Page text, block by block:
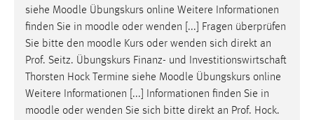
siehe Moodle Übungskurs online Weitere Informationen
finden Sie in moodle oder wenden [...] Fragen überprüfen
Sie bitte den moodle Kurs oder wenden sich direkt an
Prof. Seitz. Übungskurs Finanz- und Investitionswirtschaft
Thorsten Hock Termine siehe Moodle Übungskurs online
Weitere Informationen [...] Informationen finden Sie in
moodle oder wenden Sie sich bitte direkt an Prof. Hock.